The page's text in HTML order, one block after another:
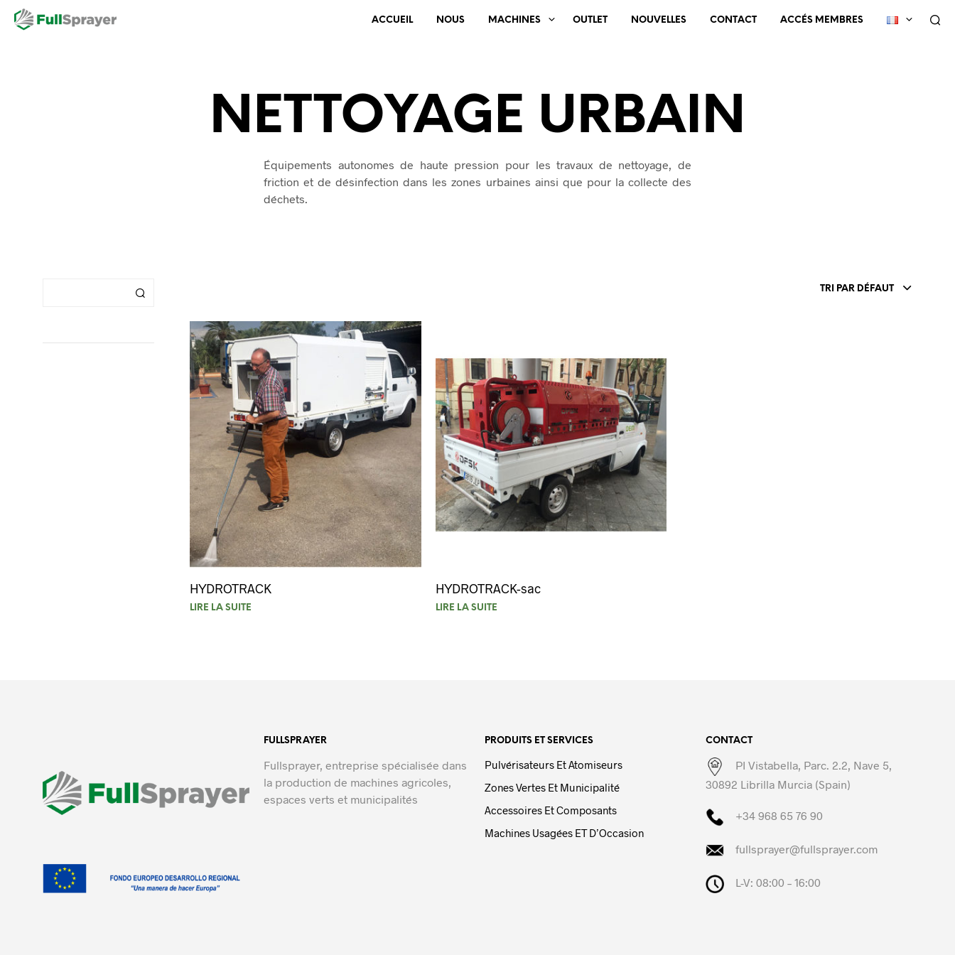
ACCUEIL NOUS MACHINES OUTLET NOUVELLES CONTACT ACCÉS MEMBRES
NETTOYAGE URBAIN
Équipements autonomes de haute pression pour les travaux de nettoyage, de
friction et de désinfection dans les zones urbaines ainsi que pour la collecte des
déchets.
TRI PAR DÉFAUT
HYDROTRACK
LIRE LA SUITE
HYDROTRACK-sac
LIRE LA SUITE
FULLSPRAYER
Fullsprayer, entreprise spécialisée dans
la production de machines agricoles,
espaces verts et municipalités
PRODUITS ET SERVICES
Pulvérisateurs Et Atomiseurs
Zones Vertes Et Municipalité
Accessoires Et Composants
Machines Usagées ET D’Occasion
CONTACT
PI Vistabella, Parc. 2.2, Nave 5,
30892 Librilla Murcia (Spain)
+34 968 65 76 90
fullsprayer@fullsprayer.com
L-V: 08:00 – 16:00